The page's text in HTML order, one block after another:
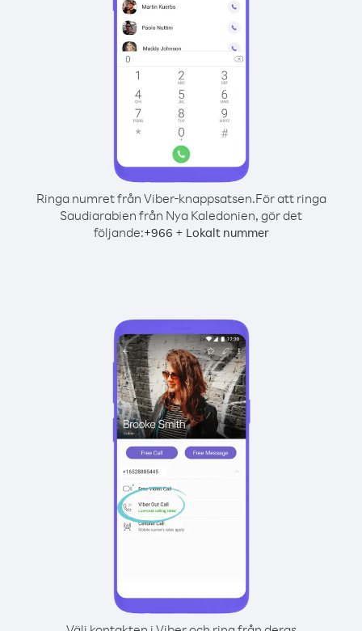
Ringa numret från Viber-knappsatsen.För att ringa
Saudiarabien från Nya Kaledonien, gör det
följande:+966 + Lokalt nummer